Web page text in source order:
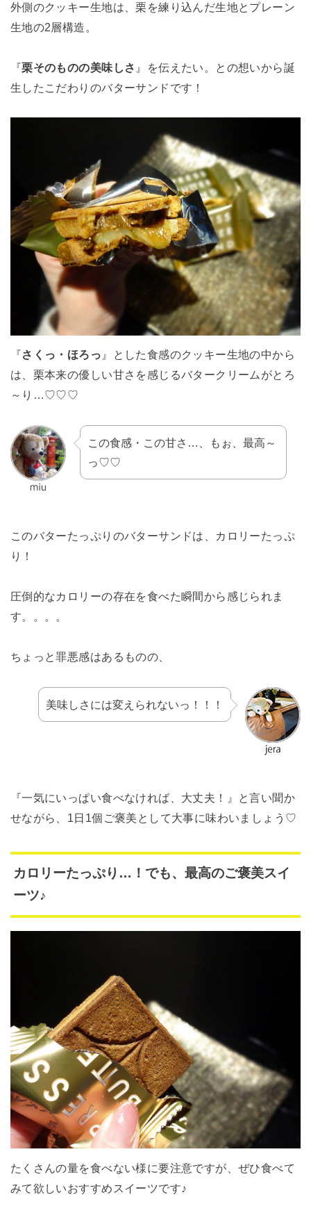
外側のクッキー生地は、栗を練り込んだ生地とプレーン
生地の2層構造。
『栗そのものの美味しさ 』を伝えたい。との想いから誕
生したこだわりのバターサンドです！
『さくっ・ほろっ 』とした食感のクッキー生地の中から
は、栗本来の優しい甘さを感じるバタークリームがとろ
～り…♡♡♡
この食感・この甘さ…、もぉ、最高～
っ♡♡
このバターたっぷりのバターサンドは、カロリーたっぷ
り！
圧倒的なカロリーの存在を食べた瞬間から感じられま
す。。。。
ちょっと罪悪感はあるものの、
美味しさには変えられないっ！！！
『一気にいっぱい食べなければ、大丈夫！』と言い聞か
せながら、1日1個ご褒美として大事に味わいましょう♡
カロリーたっぷり…！でも、最高のご褒美スイ
ーツ♪
たくさんの量を食べない様に要注意ですが、ぜひ食べて
みて欲しいおすすめスイーツです♪